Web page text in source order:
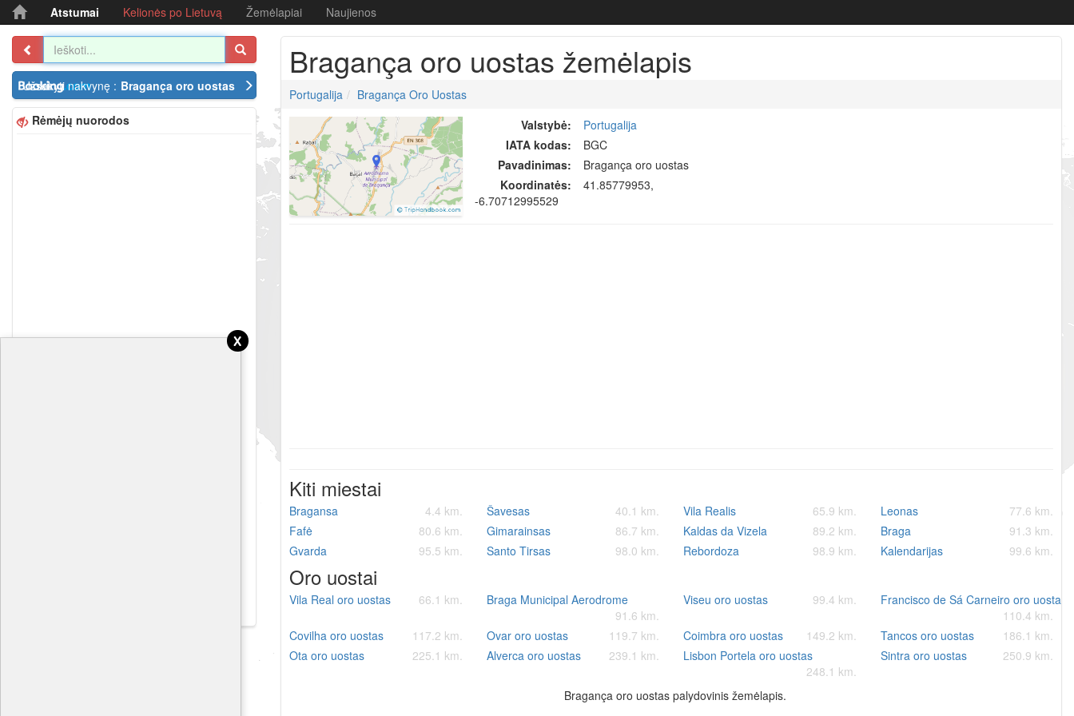
Atstumai Kelionės po Lietuvą Žemėlapiai Naujienos
Užsakyti nakvynę : Bragança oro uostas
Rėmėjų nuorodos
Bragança oro uostas žemėlapis
Portugalija
Bragança Oro Uostas
Valstybė:
Portugalija
IATA kodas:
BGC
Pavadinimas:
Bragança oro uostas
Koordinatės:
41.85779953,
-6.70712995529
Kiti miestai
Bragansa 4.4 km. Šavesas 40.1 km. Vila Realis 65.9 km. Leonas
77.6 km.
Fafė
80.6 km. Gimarainsas 86.7 km. Kaldas da Vizela 89.2 km. Braga
91.3 km.
Gvarda
95.5 km. Santo Tirsas 98.0 km. Rebordoza 98.9 km. Kalendarijas 99.6 km.
Oro uostai
Vila Real oro uostas 66.1 km.
Braga Municipal Aerodrome
91.6 km.
Viseu oro uostas 99.4 km.
Francisco de Sá Carneiro oro uostas
110.4 km.
Covilha oro uostas
117.2 km. Ovar oro uostas 119.7 km. Coimbra oro uostas 149.2 km. Tancos oro uostas
186.1 km.
Ota oro uostas
225.1 km. Alverca oro uostas 239.1 km.
Lisbon Portela oro uostas
248.1 km.
Sintra oro uostas 250.9 km.
Bragança oro uostas palydovinis žemėlapis.
x